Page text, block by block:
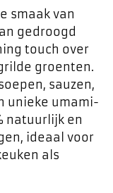
smaak van
gedroogd
touch over
groenten.
sauzen,
unieke umami-
natuurlijk en
ideaal voor
als